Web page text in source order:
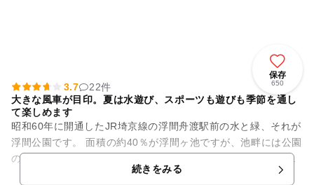
保存
650
3.7
22件
大きな風車が目印。夏は水遊び、スポーツも遊びも季節を通し
て楽しめます
昭和60年に開通したJR埼京線の浮間舟渡駅前の水と緑、それが
浮間公園です。 面積の約40％が浮間ヶ池ですが、池畔には公園
のシンボルとして設置された風車が映え、多くの自然や緑に囲
続きをみる